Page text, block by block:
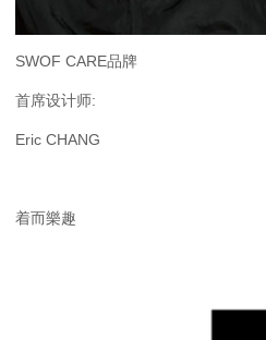
SWOF CARE品牌
首席设计师:
Eric CHANG
着而樂趣